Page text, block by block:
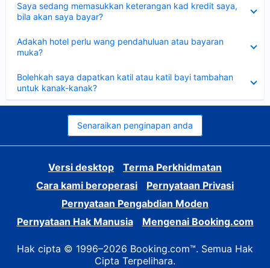
Saya sedang memasukkan keterangan kad kredit saya,
bila akan saya bayar?
Adakah hotel perlu wang pendahuluan atau bayaran
muka?
Bolehkah saya dapatkan katil atau katil bayi tambahan
untuk kanak-kanak?
Senaraikan penginapan anda
Versi desktop
Terma Perkhidmatan
Cara kami beroperasi
Pernyataan Privasi
Pernyataan Pengabdian Moden
Pernyataan Hak Manusia
Mengenai Booking.com
Hak cipta © 1996–2026 Booking.com™. Semua Hak
Cipta Terpelihara.